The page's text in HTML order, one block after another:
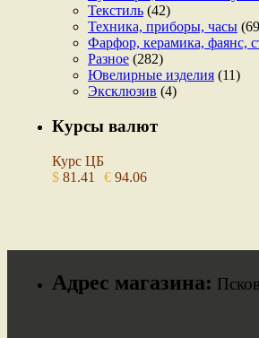
Текстиль (42)
Техника, приборы, часы
Фарфор, керамика, фаянс,
Разное (282)
Ювелирные изделия (11)
Эксклюзив (4)
Курсы валют
Курс ЦБ
$ 81.41 € 94.06
Адрес магазина: